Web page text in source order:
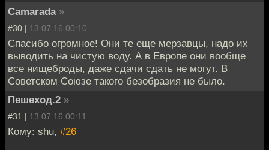
Camarada »
#30 | 13.07.16 00:10
Cпасибо огромное! Они те еще мерзавцы, надо их
выводить на чистую воду. А в Европе они вообще
все нищеброды, даже сдачи сдать не могут. В
Советском Союзе такого безобразия не было.
Пешеход.2 »
#31 | 13.07.16 00:11
Кому: shu, #26